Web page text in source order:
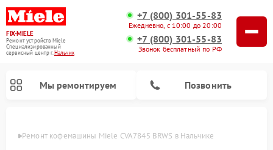
FIX-MIELE
Ремонт устройств Miele
Специализированный
cервисный центр г.Нальчик
+7 (800) 301-55-83
Ежедневно, с 10:00 до 20:00
+7 (800) 301-55-83
Звонок бесплатный по РФ
Мы ремонтируем Позвонить
Ремонт кофемашины Miele CVA7845 BRWS в Нальчике